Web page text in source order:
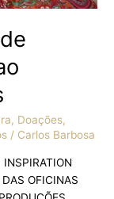
, Doações,
/ Carlos Barbosa
INSPIRATION
OFICINAS